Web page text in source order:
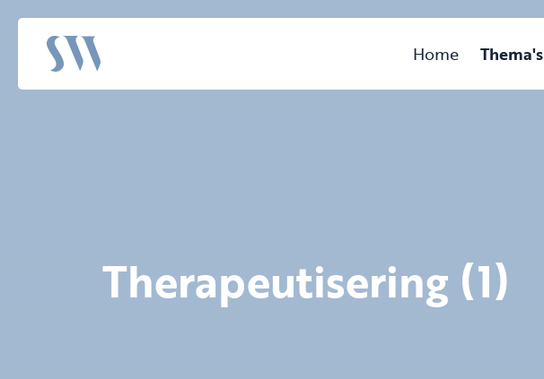
Home Thema's
Therapeutisering (1)